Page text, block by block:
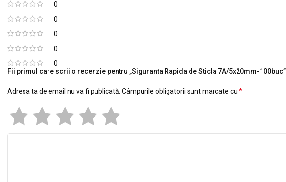
0
0
0
0
0
Fii primul care scrii o recenzie pentru „Siguranta Rapida de Sticla 7A/5x20mm-100buc”
Adresa ta de email nu va fi publicată. Câmpurile obligatorii sunt marcate cu *